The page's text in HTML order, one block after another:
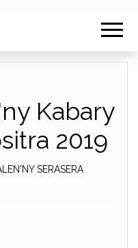
Kabary
2019
SERASERA